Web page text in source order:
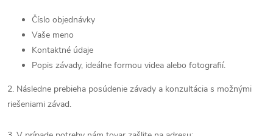
Číslo objednávky
Vaše meno
Kontaktné údaje
Popis závady, ideálne formou videa alebo fotografií.
2. Následne prebieha posúdenie závady a konzultácia s možnými
riešeniami závad.